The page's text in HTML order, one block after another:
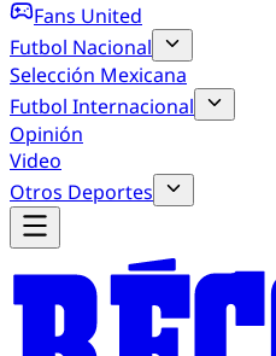
Fans United
Futbol Nacional
Selección Mexicana
Futbol Internacional
Opinión
Video
Otros Deportes